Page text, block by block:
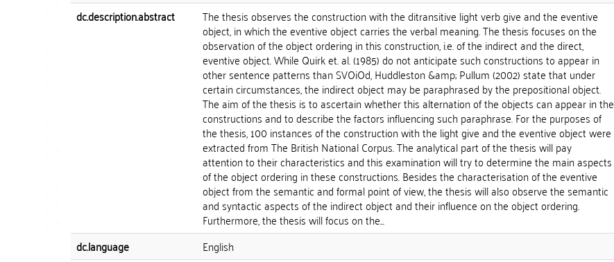
dc.description.abstract The thesis observes the construction with the ditransitive light verb give and the eventive
object, in which the eventive object carries the verbal meaning. The thesis focuses on the
observation of the object ordering in this construction, i.e. of the indirect and the direct,
eventive object. While Quirk et. al. (1985) do not anticipate such constructions to appear in
other sentence patterns than SVOiOd, Huddleston &amp; Pullum (2002) state that under
certain circumstances, the indirect object may be paraphrased by the prepositional object.
The aim of the thesis is to ascertain whether this alternation of the objects can appear in the
constructions and to describe the factors influencing such paraphrase. For the purposes of
the thesis, 100 instances of the construction with the light give and the eventive object were
extracted from The British National Corpus. The analytical part of the thesis will pay
attention to their characteristics and this examination will try to determine the main aspects
of the object ordering in these constructions. Besides the characterisation of the eventive
object from the semantic and formal point of view, the thesis will also observe the semantic
and syntactic aspects of the indirect object and their influence on the object ordering.
Furthermore, the thesis will focus on the...
dc.language English